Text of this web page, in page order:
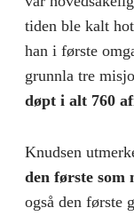
tiden ble kalt
han i første
grunnla tre
døpt i alt 760
Knudsen
den første som
også den første